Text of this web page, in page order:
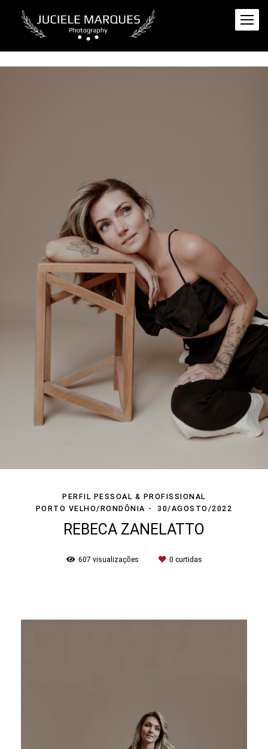
PERFIL PESSOAL & PROFISSIONAL
PORTO VELHO/RONDÔNIA
30/AGOSTO/2022
REBECA ZANELATTO
607 visualizações 0 curtidas